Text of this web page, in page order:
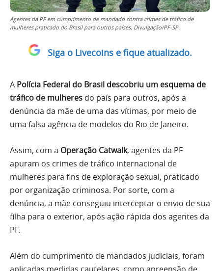
Agentes da PF em cumprimento de mandado contra crimes de tráfico de
mulheres praticado do Brasil para outros países. Divulgação/PF-SP.
Siga o Livecoins e fique atualizado.
A Polícia Federal do Brasil descobriu um esquema de
tráfico de mulheres do país para outros, após a
denúncia da mãe de uma das vítimas, por meio de
uma falsa agência de modelos do Rio de Janeiro.
Assim, com a Operação Catwalk, agentes da PF
apuram os crimes de tráfico internacional de
mulheres para fins de exploração sexual, praticado
por organização criminosa. Por sorte, com a
denúncia, a mãe conseguiu interceptar o envio de sua
filha para o exterior, após ação rápida dos agentes da
PF.
Além do cumprimento de mandados judiciais, foram